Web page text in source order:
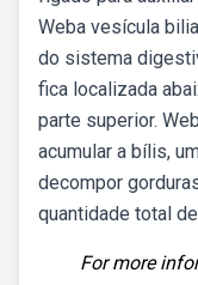
Weba vesícula
do sistema
fica localizada
parte superior.
acumular a bílis,
decompor
quantidade total
For more